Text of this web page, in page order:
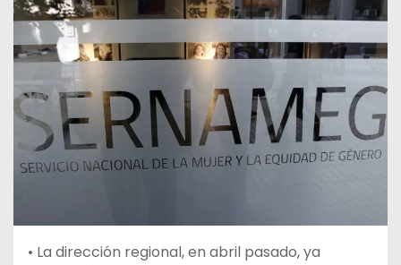
• La dirección regional, en abril pasado, ya